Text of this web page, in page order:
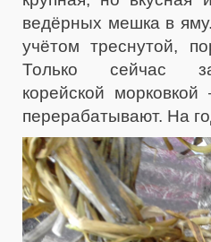
ведёрных мешка в
учётом треснутой,
Только сейчас
корейской
перерабатывают. На